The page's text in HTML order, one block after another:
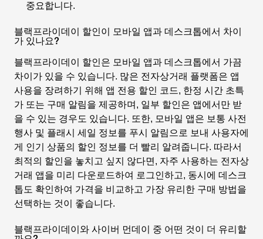
중요합니다.
블랙프라이데이 할인이 모바일 앱과 데스크톱에서 차이
가 있나요?
블랙프라이데이 할인은 모바일 앱과 데스크톱에서 가끔
차이가 있을 수 있습니다. 많은 전자상거래 플랫폼은 앱
사용을 장려하기 위해 앱 전용 할인 코드, 한정 시간 초특
가 또는 구매 알림을 제공하며, 일부 할인은 앱에서만 받
을 수 있는 경우도 있습니다. 또한, 모바일 앱은 보통 사전
행사 및 플래시 세일 정보를 푸시 알림으로 보내 사용자에
게 인기 상품의 할인 정보를 더 빨리 알려줍니다. 따라서
최적의 할인을 놓치고 싶지 않다면, 자주 사용하는 전자상
거래 앱을 미리 다운로드하여 로그인하고, 동시에 데스크
톱도 확인하여 가격을 비교하고 가장 유리한 구매 방법을
선택하는 것이 좋습니다.
블랙프라이데이와 사이버 먼데이 중 어떤 것이 더 유리할